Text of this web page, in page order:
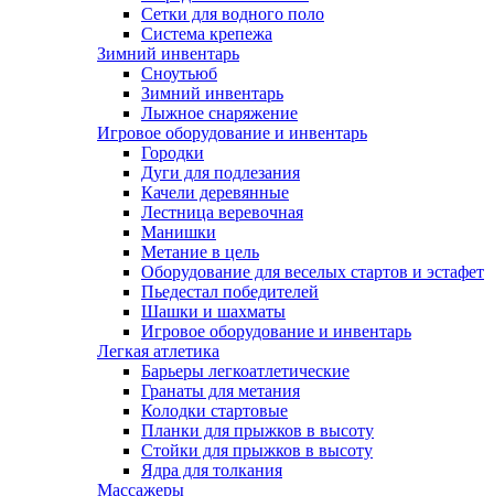
Сетки для водного поло
Система крепежа
Зимний инвентарь
Сноутьюб
Зимний инвентарь
Лыжное снаряжение
Игровое оборудование и инвентарь
Городки
Дуги для подлезания
Качели деревянные
Лестница веревочная
Манишки
Метание в цель
Оборудование для веселых стартов и эстафет
Пьедестал победителей
Шашки и шахматы
Игровое оборудование и инвентарь
Легкая атлетика
Барьеры легкоатлетические
Гранаты для метания
Колодки стартовые
Планки для прыжков в высоту
Стойки для прыжков в высоту
Ядра для толкания
Массажеры